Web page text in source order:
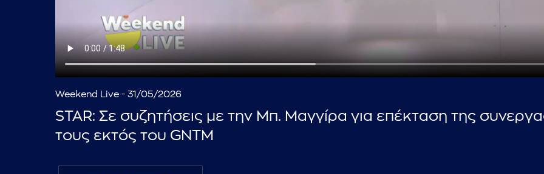
...πληκτρολογήστε κείμενο προς αναζήτηση
Weekend Live - 31/05/2026
STAR: Σε συζητήσεις με την Μπ. Μαγγίρα για επέκταση της
τους εκτός του GNTM